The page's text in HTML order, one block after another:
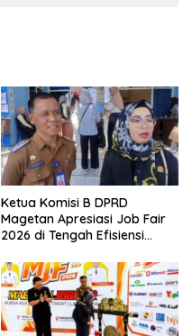
Ketua Komisi B DPRD
Magetan Apresiasi Job Fair
2026 di Tengah Efisiensi